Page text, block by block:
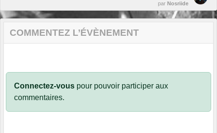
par Nosriide
COMMENTEZ L’ÉVÈNEMENT
Connectez-vous pour pouvoir participer aux
commentaires.